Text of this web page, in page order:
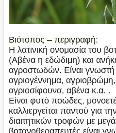
Βιότοπος – περιγραφή:
Η λατινική ονομασία του
(Αβένα η εδώδιμη) και
αγροστωδών. Είναι γνωστή
αγριογέννημα,
αγριοσίφουνα, αβένα κ.α. .
Είναι φυτό ποώδες,
καλλιεργείται παντού για
διαιτητικών τροφών με